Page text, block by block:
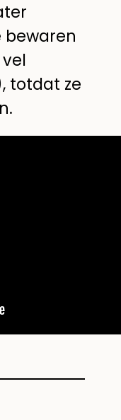
bewaren
totdat ze